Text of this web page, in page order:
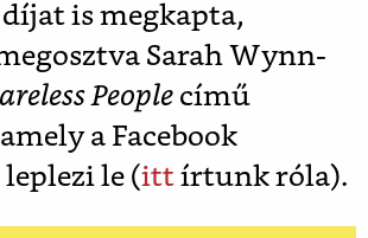
díjat is megkapta,
Sarah Wynn-
People című
a Facebook
le (itt írtunk róla).